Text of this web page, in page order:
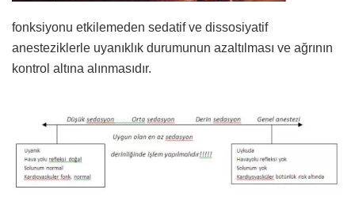
fonksiyonu etkilemeden sedatif ve dissosiyatif
anesteziklerle uyanıklık durumunun azaltılması ve ağrının
kontrol altına alınmasıdır.